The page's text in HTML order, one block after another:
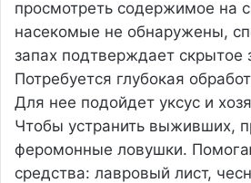
просмотреть содержимое на
насекомые не обнаружены,
запах подтверждает скрытое
Потребуется глубокая
Для нее подойдет уксус и
Чтобы устранить выживших,
феромонные ловушки.
средства: лавровый лист,